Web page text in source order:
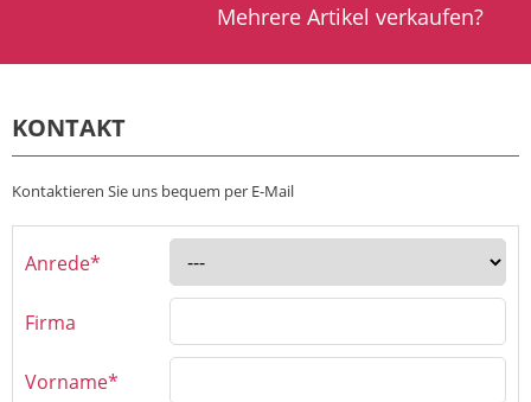
Mehrere Artikel verkaufen?
KONTAKT
Kontaktieren Sie uns bequem per E-Mail
Anrede*
Firma
Vorname*